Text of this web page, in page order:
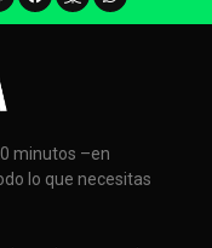
minutos –en
lo que necesitas